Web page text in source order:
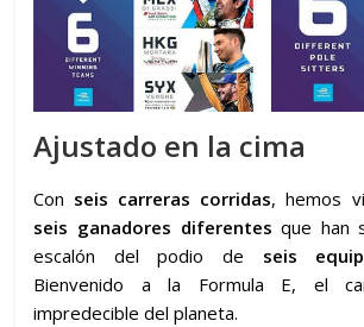
Ajustado en la cima
Con seis carreras corridas, hemos
seis ganadores diferentes que han
escalón del podio de seis
Bienvenido a la Formula E, el
impredecible del planeta.